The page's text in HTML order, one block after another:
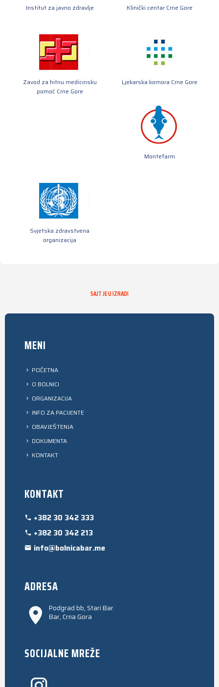
Institut za javno zdravlje Klinički centar Crne Gore
Zavod za hitnu medicinsku
pomoć Crne Gore
Ljekarska komora Crne Gore
Montefarm
Svjetska zdravstvena
organizacija
SAJT JE U IZRADI
MENI
POČETNA
O BOLNICI
ORGANIZACIJA
INFO ZA PACIJENTE
OBAVJEŠTENJA
DOKUMENTA
KONTAKT
KONTAKT
+382 30 342 333
+382 30 342 213
info@bolnicabar.me
ADRESA
Podgrad bb, Stari Bar
Bar, Crna Gora
SOCIJALNE MREŽE